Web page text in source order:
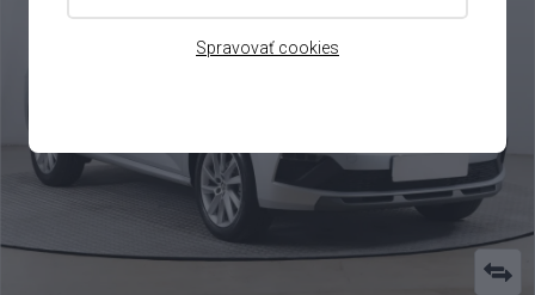
Spravovať cookies